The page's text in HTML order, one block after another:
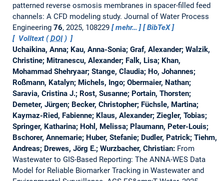
patterned reverse osmosis membranes in spacer-filled feed
channels: A CFD modeling study. Journal of Water Process
Engineering 76, 2025, 108229 mehr…
BibTeX
Volltext (DOI)
Uchaikina, Anna; Kau, Anna-Sonia; Graf, Alexander; Walzik,
Christine; Mitranescu, Alexander; Falk, Lisa; Khan,
Mohammad Shehryaar; Stange, Claudia; Ho, Johannes;
Roßmann, Katalyn; Michels, Ingo; Obermaier, Nathan;
Saravia, Cristina J.; Rost, Susanne; Portain, Thorsten;
Demeter, Jürgen; Becker, Christopher; Füchsle, Martina;
Kaymaz-Ried, Fabienne; Klaus, Alexander; Ziegler, Tobias;
Springer, Katharina; Hohl, Melissa; Plaumann, Peter-Louis;
Bschorer, Annemarie; Huber, Stefanie; Dudler, Patrick; Tiehm,
Andreas; Drewes, Jörg E.; Wurzbacher, Christian: From
Wastewater to GIS-Based Reporting: The ANNA-WES Data
Model for Reliable Biomarker Tracking in Wastewater and